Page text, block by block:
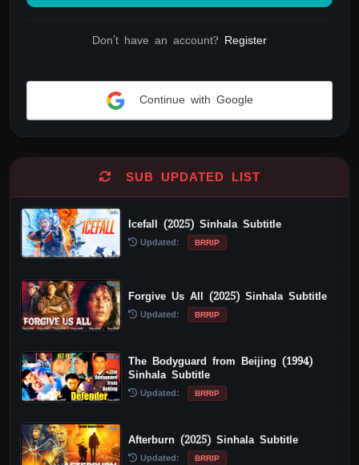
Don't have an account? Register
Continue with Google
SUB UPDATED LIST
Icefall (2025) Sinhala Subtitle
Updated: BRRIP
Forgive Us All (2025) Sinhala Subtitle
Updated: BRRIP
The Bodyguard from Beijing (1994)
Sinhala Subtitle
Updated: BRRIP
Afterburn (2025) Sinhala Subtitle
Updated: BRRIP